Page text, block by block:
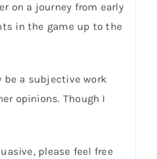
on a journey from early
in the game up to the
a subjective work
opinions. Though I
please feel free